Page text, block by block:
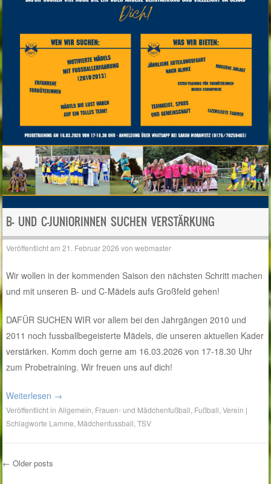
B- UND C-JUNIORINNEN SUCHEN VERSTÄRKUNG
Veröffentlicht am21. Februar 2026 vonwebmaster
Wir wollen in der kommenden Saison den nächsten Schritt machen
und mit unseren B- und C-Mädels aufs Großfeld gehen!
DAFÜR SUCHEN WIR vor allem bei den Jahrgängen 2010 und
2011 noch fussballbegeisterte Mädels, die unseren aktuellen Kader
verstärken. Komm doch gerne am 16.03.2026 von 17-18.30 Uhr
zum Probetraining. Wir freuen uns auf dich!
Weiterlesen →
Veröffentlicht inAllgemein, Frauen- und Mädchenfußball, Fußball,Verein |
Schlagworte Lamme, Mädchenfussball,TSV
← Older posts